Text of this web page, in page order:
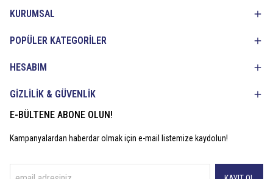
KURUMSAL
POPÜLER KATEGORİLER
HESABIM
GİZLİLİK & GÜVENLİK
E-BÜLTENE ABONE OLUN!
Kampanyalardan haberdar olmak için e-mail listemize kaydolun!